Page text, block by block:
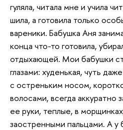
гуляла, читала мне и учила
шила, а готовила только
вареники. Бабушка Аня
конца что-то готовила,
отдыхающей. Мои бабушки
глазами: худенькая, чуть
с остреньким носом,
волосами, всегда
ее руки, теплые, в
заостренными пальцами. А у